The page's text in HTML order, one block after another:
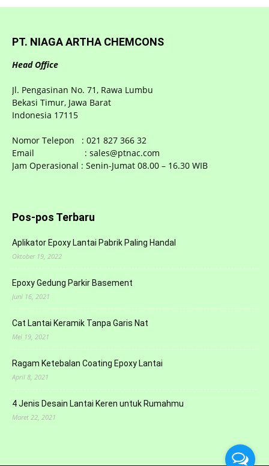
PT. NIAGA ARTHA CHEMCONS
Head Office
Jl. Pengasinan No. 71, Rawa Lumbu
Bekasi Timur, Jawa Barat
Indonesia 17115
Nomor Telepon : 021 827 366 32
Email : sales@ptnac.com
Jam Operasional : Senin-Jumat 08.00 – 16.30 WIB
Pos-pos Terbaru
Aplikator Epoxy Lantai Pabrik Paling Handal
Oktober 19, 2022
Epoxy Gedung Parkir Basement
Juni 16, 2021
Cat Lantai Keramik Tanpa Garis Nat
Mei 19, 2021
Ragam Ketebalan Coating Epoxy Lantai
April 8, 2021
4 Jenis Desain Lantai Keren untuk Rumahmu
Maret 22, 2021